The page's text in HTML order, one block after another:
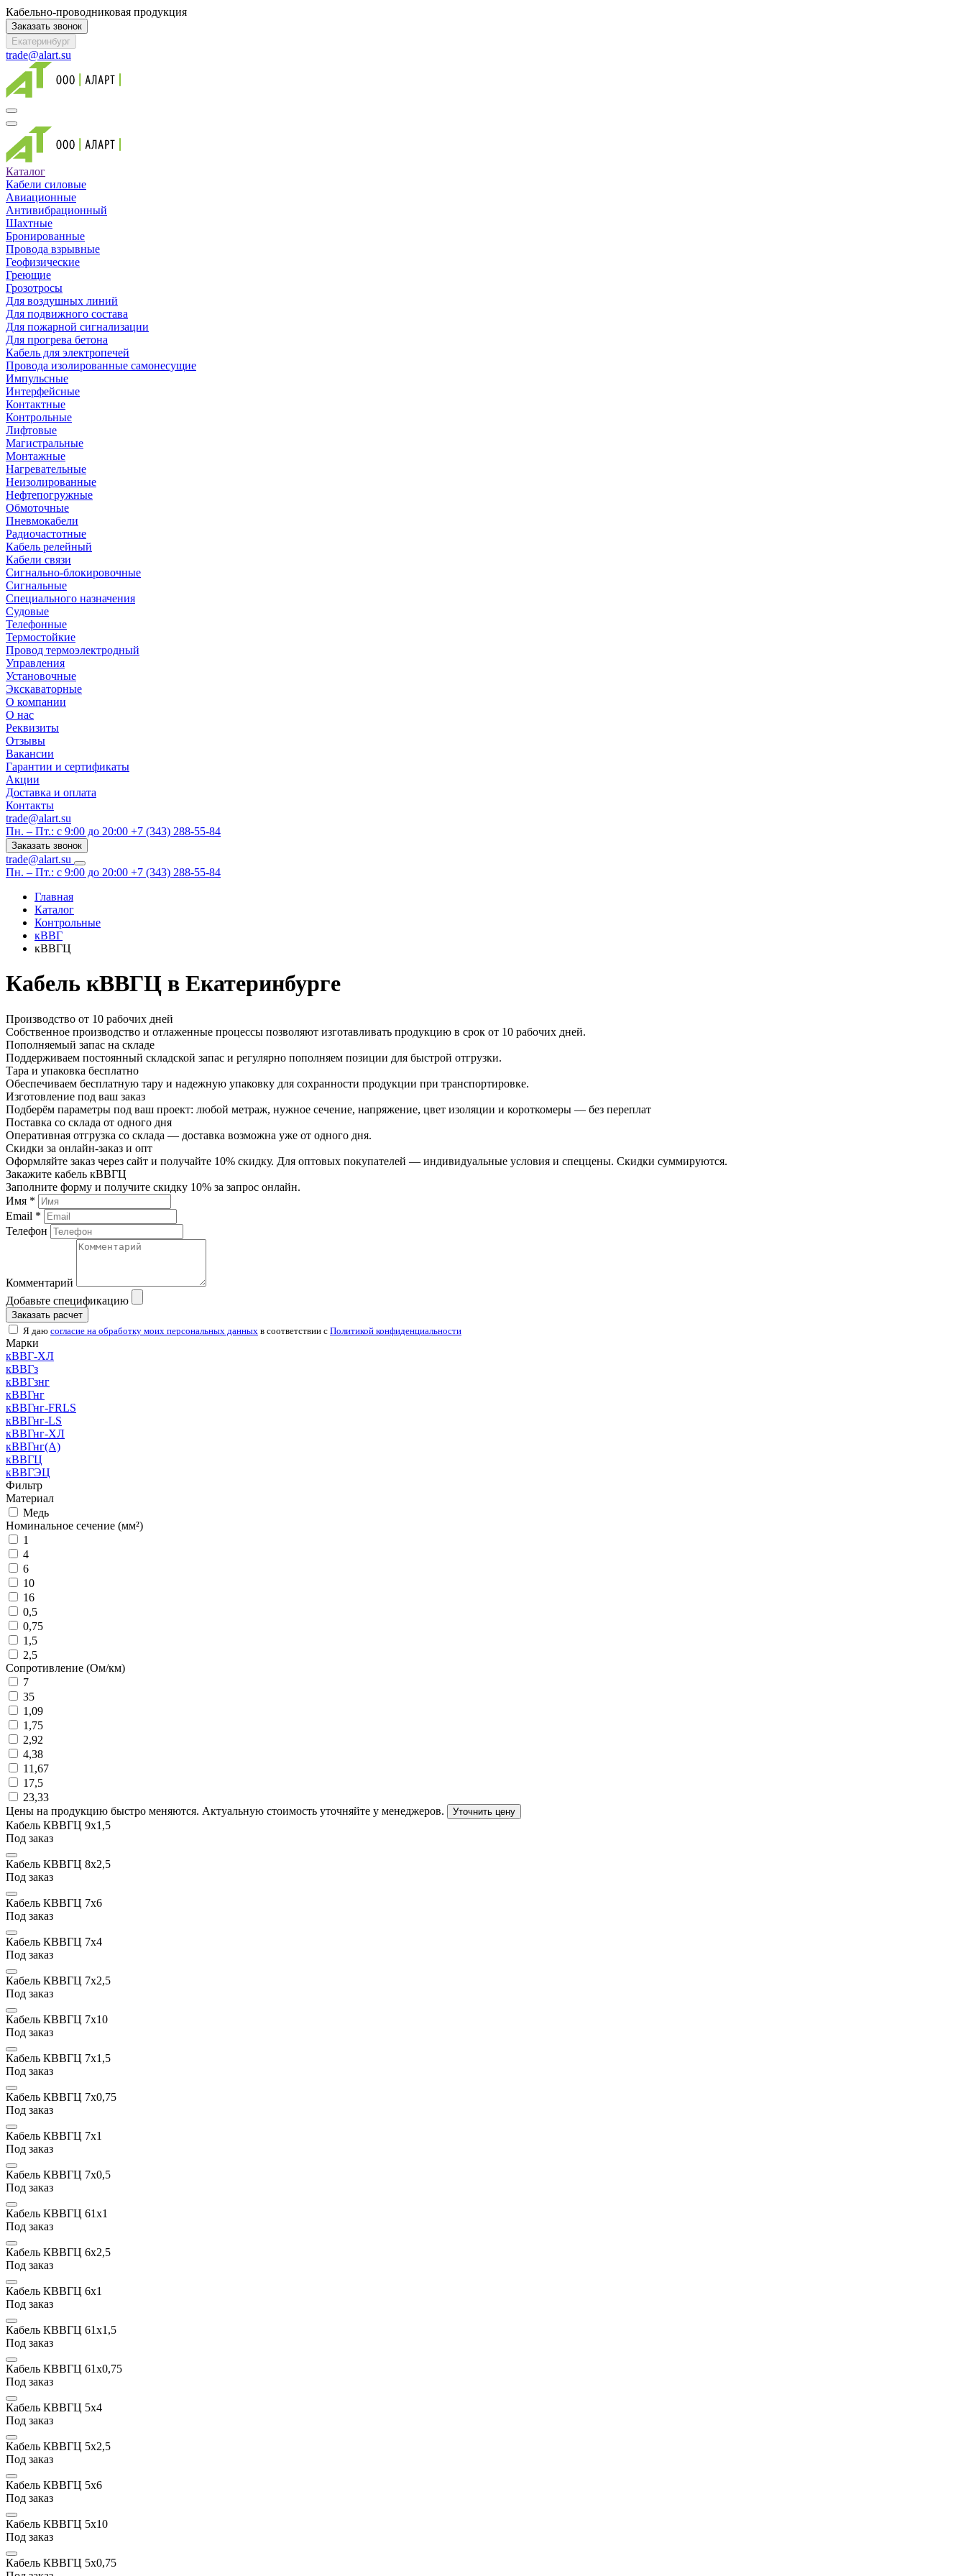
Кабельно-проводниковая продукция
Заказать звонок
Екатеринбург
trade@alart.su
Каталог
Кабели силовые
Авиационные
Антивибрационный
Шахтные
Бронированные
Провода взрывные
Геофизические
Греющие
Грозотросы
Для воздушных линий
Для подвижного состава
Для пожарной сигнализации
Для прогрева бетона
Кабель для электропечей
Провода изолированные самонесущие
Импульсные
Интерфейсные
Контактные
Контрольные
Лифтовые
Магистральные
Монтажные
Нагревательные
Неизолированные
Нефтепогружные
Обмоточные
Пневмокабели
Радиочастотные
Кабель релейный
Кабели связи
Сигнально-блокировочные
Сигнальные
Специального назначения
Судовые
Телефонные
Термостойкие
Провод термоэлектродный
Управления
Установочные
Экскаваторные
О компании
О нас
Реквизиты
Отзывы
Вакансии
Гарантии и сертификаты
Акции
Доставка и оплата
Контакты
trade@alart.su
Пн. – Пт.: с 9:00 до 20:00 +7 (343) 288-55-84
Заказать звонок
trade@alart.su
Пн. – Пт.: с 9:00 до 20:00 +7 (343) 288-55-84
Главная
Каталог
Контрольные
кВВГ
кВВГЦ
Кабель кВВГЦ в Екатеринбурге
Производство от 10 рабочих дней
Собственное производство и отлаженные процессы позволяют изготавливать продукцию в срок от 10 рабочих дней.
Пополняемый запас на складе
Поддерживаем постоянный складской запас и регулярно пополняем позиции для быстрой отгрузки.
Тара и упаковка бесплатно
Обеспечиваем бесплатную тару и надежную упаковку для сохранности продукции при транспортировке.
Изготовление под ваш заказ
Подберём параметры под ваш проект: любой метраж, нужное сечение, напряжение, цвет изоляции и короткомеры — без переплат
Поставка со склада от одного дня
Оперативная отгрузка со склада — доставка возможна уже от одного дня.
Скидки за онлайн-заказ и опт
Оформляйте заказ через сайт и получайте 10% скидку. Для оптовых покупателей — индивидуальные условия и спеццены. Скидки суммируются.
Закажите кабель кВВГЦ
Заполните форму и получите скидку 10% за запрос онлайн.
Имя *
Email *
Телефон
Комментарий
Добавьте спецификацию
Заказать расчет
Я даю согласие на обработку моих персональных данных в соответствии с Политикой конфиденциальности
Марки
кВВГ-ХЛ
кВВГз
кВВГзнг
кВВГнг
кВВГнг-FRLS
кВВГнг-LS
кВВГнг-ХЛ
кВВГнг(А)
кВВГЦ
кВВГЭЦ
Фильтр
Материал
Медь
Номинальное сечение (мм²)
1
4
6
10
16
0,5
0,75
1,5
2,5
Сопротивление (Ом/км)
7
35
1,09
1,75
2,92
4,38
11,67
17,5
23,33
Цены на продукцию быстро меняются. Актуальную стоимость уточняйте у менеджеров.
Уточнить цену
Кабель КВВГЦ 9х1,5
Под заказ
Кабель КВВГЦ 8х2,5
Под заказ
Кабель КВВГЦ 7х6
Под заказ
Кабель КВВГЦ 7х4
Под заказ
Кабель КВВГЦ 7х2,5
Под заказ
Кабель КВВГЦ 7х10
Под заказ
Кабель КВВГЦ 7х1,5
Под заказ
Кабель КВВГЦ 7x0,75
Под заказ
Кабель КВВГЦ 7х1
Под заказ
Кабель КВВГЦ 7x0,5
Под заказ
Кабель КВВГЦ 61х1
Под заказ
Кабель КВВГЦ 6х2,5
Под заказ
Кабель КВВГЦ 6х1
Под заказ
Кабель КВВГЦ 61х1,5
Под заказ
Кабель КВВГЦ 61x0,75
Под заказ
Кабель КВВГЦ 5х4
Под заказ
Кабель КВВГЦ 5х2,5
Под заказ
Кабель КВВГЦ 5х6
Под заказ
Кабель КВВГЦ 5х10
Под заказ
Кабель КВВГЦ 5x0,75